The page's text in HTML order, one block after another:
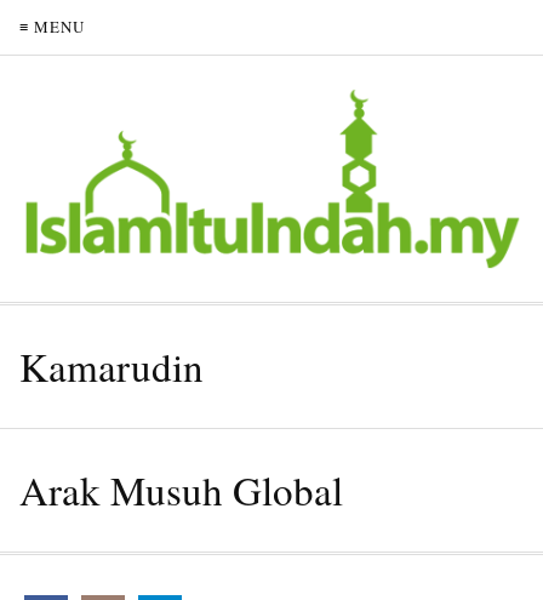
≡ MENU
Kamarudin
Arak Musuh Global